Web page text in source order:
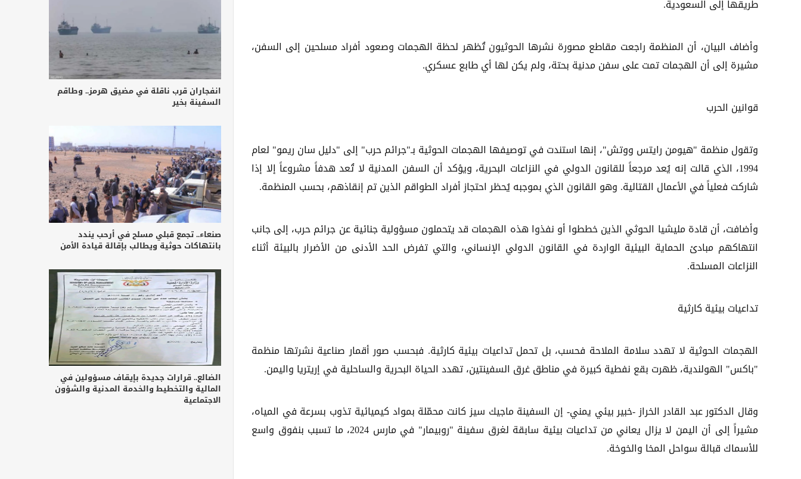
طريقها إلى السعودية.
وأضاف البيان، أن المنظمة راجعت مقاطع مصورة نشرها الحوثيون تُظهر لحظة الهجمات وصعود أفراد مسلحين إلى السفن،
مشيرة إلى أن الهجمات تمت على سفن مدنية بحتة، ولم يكن لها أي طابع عسكري.
قوانين الحرب
وتقول منظمة "هيومن رايتس ووتش"، إنها استندت في توصيفها الهجمات الحوثية بـ"جرائم حرب" إلى "دليل سان ريمو" لعام
1994، الذي قالت إنه يُعد مرجعاً للقانون الدولي في النزاعات البحرية، ويؤكد أن السفن المدنية لا تُعد هدفاً مشروعاً إلا إذا
شاركت فعلياً في الأعمال القتالية. وهو القانون الذي بموجبه يُحظر احتجاز أفراد الطواقم الذين تم إنقاذهم، بحسب المنظمة.
وأضافت، أن قادة مليشيا الحوثي الذين خططوا أو نفذوا هذه الهجمات قد يتحملون مسؤولية جنائية عن جرائم حرب، إلى جانب
انتهاكهم مبادئ الحماية البيئية الواردة في القانون الدولي الإنساني، والتي تفرض الحد الأدنى من الأضرار بالبيئة أثناء
النزاعات المسلحة.
تداعيات بيئية كارثية
الهجمات الحوثية لا تهدد سلامة الملاحة فحسب، بل تحمل تداعيات بيئية كارثية. فبحسب صور أقمار صناعية نشرتها منظمة
"باكس" الهولندية، ظهرت بقع نفطية كبيرة في مناطق غرق السفينتين، تهدد الحياة البحرية والساحلية في إريتريا واليمن.
وقال الدكتور عبد القادر الخراز -خبير بيئي يمني- إن السفينة ماجيك سيز كانت محمّلة بمواد كيميائية تذوب بسرعة في المياه،
مشيراً إلى أن اليمن لا يزال يعاني من تداعيات بيئية سابقة لغرق سفينة "روبيمار" في مارس 2024، ما تسبب بنفوق واسع
للأسماك قبالة سواحل المخا والخوخة.
انفجاران قرب ناقلة في مضيق هرمز.. وطاقم
السفينة بخير
صنعاء.. تجمع قبلي مسلح في أرحب يندد
بانتهاكات حوثية ويطالب بإقالة قيادة الأمن
الضالع.. قرارات جديدة بإيقاف مسؤولين في
المالية والتخطيط والخدمة المدنية والشؤون
الاجتماعية